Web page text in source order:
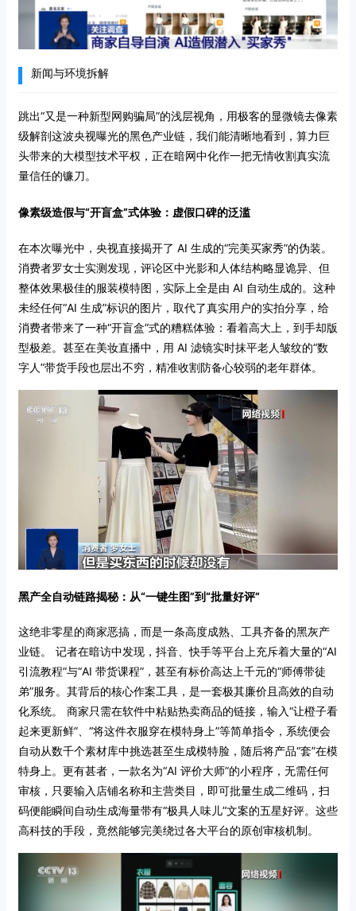
新闻与环境拆解
跳出“又是一种新型网购骗局”的浅层视角，用极客的显微镜去像素
级解剖这波央视曝光的黑色产业链，我们能清晰地看到，算力巨
头带来的大模型技术平权，正在暗网中化作一把无情收割真实流
量信任的镰刀。
像素级造假与“开盲盒”式体验：虚假口碑的泛滥
在本次曝光中，央视直接揭开了 AI 生成的“完美买家秀”的伪装。
消费者罗女士实测发现，评论区中光影和人体结构略显诡异、但
整体效果极佳的服装模特图，实际上全是由 AI 自动生成的。这种
未经任何“AI 生成”标识的图片，取代了真实用户的实拍分享，给
消费者带来了一种“开盲盒”式的糟糕体验：看着高大上，到手却版
型极差。甚至在美妆直播中，用 AI 滤镜实时抹平老人皱纹的“数
字人”带货手段也层出不穷，精准收割防备心较弱的老年群体。
黑产全自动链路揭秘：从“一键生图”到“批量好评”
这绝非零星的商家恶搞，而是一条高度成熟、工具齐备的黑灰产
业链。
记者在暗访中发现，抖音、快手等平台上充斥着大量的“AI
引流教程”与“AI 带货课程”，甚至有标价高达上千元的“师傅带徒
弟”服务。其背后的核心作案工具，是一套极其廉价且高效的自动
化系统。
商家只需在软件中粘贴热卖商品的链接，输入“让橙子看
起来更新鲜”、“将这件衣服穿在模特身上”等简单指令，系统便会
自动从数千个素材库中挑选甚至生成模特脸，随后将产品“套”在模
特身上。更有甚者，一款名为“AI 评价大师”的小程序，无需任何
审核，只要输入店铺名称和主营类目，即可批量生成二维码，扫
码便能瞬间自动生成海量带有“极具人味儿”文案的五星好评。这些
高科技的手段，竟然能够完美绕过各大平台的原创审核机制。